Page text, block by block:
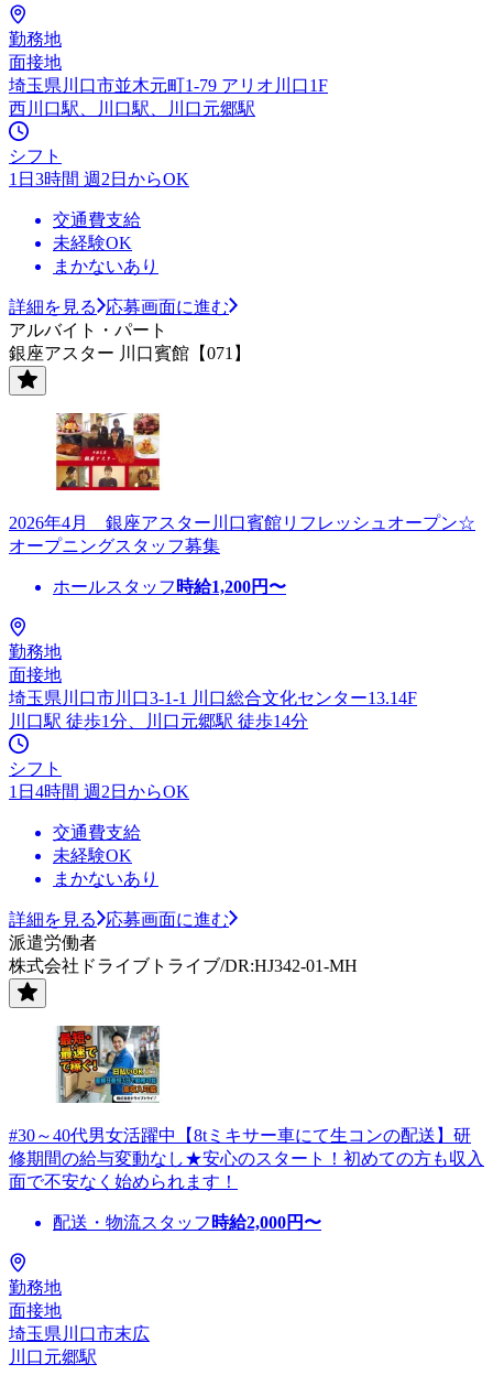
勤務地
面接地
埼玉県川口市並木元町1-79 アリオ川口1F
西川口駅、川口駅、川口元郷駅
シフト
1日3時間 週2日からOK
交通費支給
未経験OK
まかないあり
詳細を見る
応募画面に進む
アルバイト・パート
銀座アスター 川口賓館【071】
2026年4月 銀座アスター川口賓館リフレッシュオープン☆
オープニングスタッフ募集
ホールスタッフ 時給1,200円〜
勤務地
面接地
埼玉県川口市川口3-1-1 川口総合文化センター13.14F
川口駅 徒歩1分、川口元郷駅 徒歩14分
シフト
1日4時間 週2日からOK
交通費支給
未経験OK
まかないあり
詳細を見る
応募画面に進む
派遣労働者
株式会社ドライブトライブ/DR:HJ342-01-MH
#30～40代男女活躍中【8tミキサー車にて生コンの配送】研
修期間の給与変動なし★安心のスタート！初めての方も収入
面で不安なく始められます！
配送・物流スタッフ 時給2,000円〜
勤務地
面接地
埼玉県川口市末広
川口元郷駅